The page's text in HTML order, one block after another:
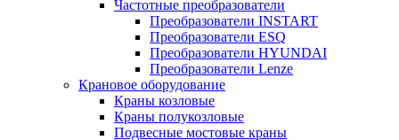
Частотные преобразователи
Преобразователи INSTART
Преобразователи ESQ
Преобразователи HYUNDAI
Преобразователи Lenze
Крановое оборудование
Краны козловые
Краны полукозловые
Подвесные мостовые краны